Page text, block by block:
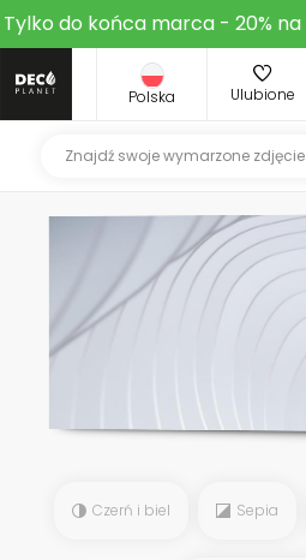
Tylko do końca marca - 20%
Polska Ulubione
Czerń i biel Sepia